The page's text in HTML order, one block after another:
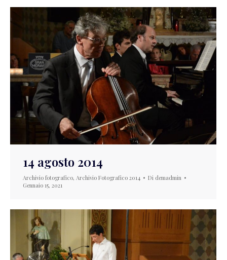
14 agosto 2014
Archivio fotografico, Archivio Fotografico 2014 Di demadmin
Gennaio 15, 2021